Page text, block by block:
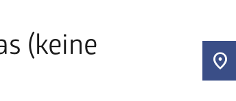
(keine
location_on